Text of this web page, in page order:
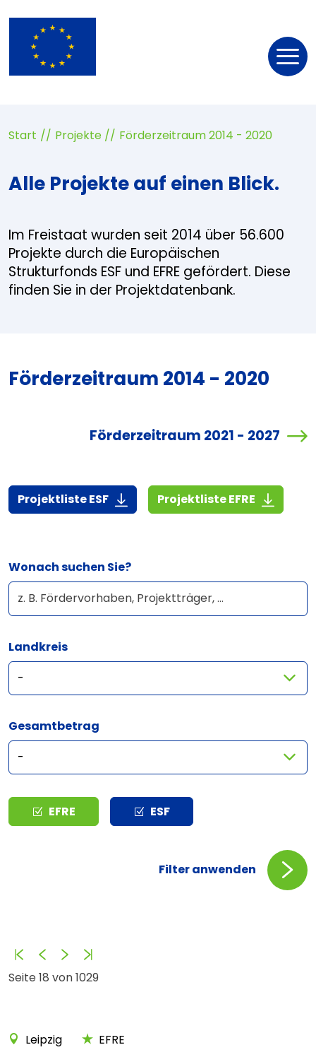
Start Projekte Förderzeitraum 2014 - 2020
Alle Projekte auf einen Blick.
Im Freistaat wurden seit 2014 über 56.600
Projekte durch die Europäischen
Strukturfonds ESF und EFRE gefördert. Diese
finden Sie in der Projektdatenbank.
Förderzeitraum 2014 - 2020
Förderzeitraum 2021 - 2027
Projektliste ESF(7,3 MiB)Projektliste EFRE (3,1 MiB)
Wonach suchen Sie?
Landkreis
Gesamtbetrag
Typ EFRE ESF
Filter anwenden
Seite 18 von 1029
AnfangZurückVorwärts
Leipzig EFRE